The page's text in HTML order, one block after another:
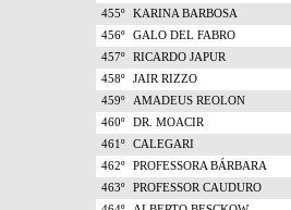
455º KARINA BARBOSA
456º
GALO DEL FABRO
457º
RICARDO JAPUR
458º
JAIR RIZZO
459º
AMADEUS REOLON
460º
DR. MOACIR
461º
CALEGARI
462º
PROFESSORA BÁRBARA
463º
PROFESSOR CAUDURO